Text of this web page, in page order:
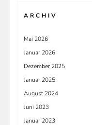
ARCHIV
Mai 2026
Januar 2026
Dezember 2025
Januar 2025
August 2024
Juni 2023
Januar 2023